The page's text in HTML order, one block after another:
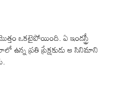
ఒకటైపోయింది. ఏ ఇండస్ట్రీ
ప్రతి ప్రేక్షకుడు ఆ సినిమాని